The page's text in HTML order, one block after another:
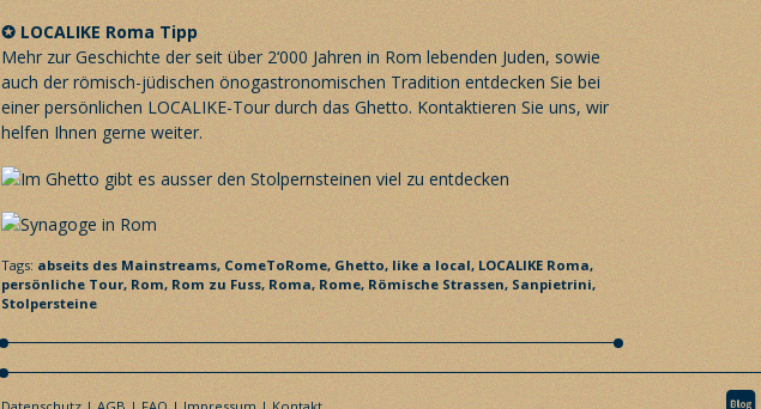
✪ LOCALIKE Roma Tipp
Mehr zur Geschichte der seit über 2‘000 Jahren in Rom lebenden Juden, sowie
auch der römisch-jüdischen önogastronomischen Tradition entdecken Sie bei
einer persönlichen LOCALIKE-Tour durch das Ghetto. Kontaktieren Sie uns, wir
helfen Ihnen gerne weiter.
Tags: abseits des Mainstreams, ComeToRome, Ghetto, like a local,LOCALIKE Roma,
persönliche Tour, Rom, Rom zu Fuss, Roma, Rome, Römische Strassen, Sanpietrini,
Stolpersteine